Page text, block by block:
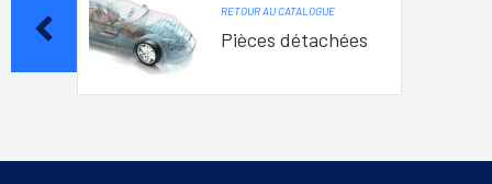
RETOUR AU CATALOGUE
Pièces détachées